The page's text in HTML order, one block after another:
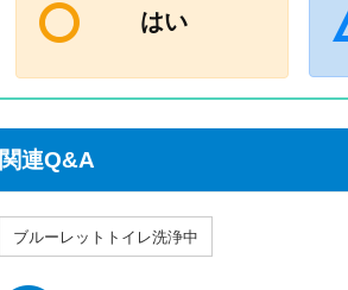
はい
関連Q&A
ブルーレットトイレ洗浄中